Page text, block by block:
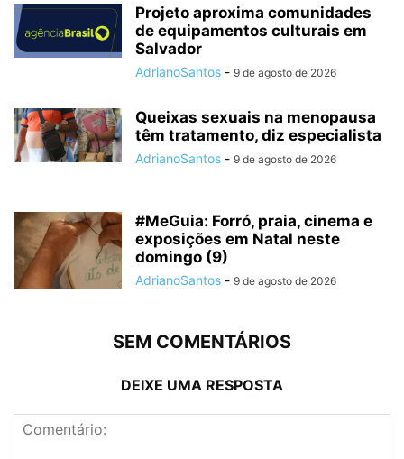
Projeto aproxima comunidades
de equipamentos culturais em
Salvador
AdrianoSantos - 9 de agosto de 2026
Queixas sexuais na menopausa
têm tratamento, diz especialista
AdrianoSantos - 9 de agosto de 2026
#MeGuia: Forró, praia, cinema e
exposições em Natal neste
domingo (9)
AdrianoSantos - 9 de agosto de 2026
SEM COMENTÁRIOS
DEIXE UMA RESPOSTA